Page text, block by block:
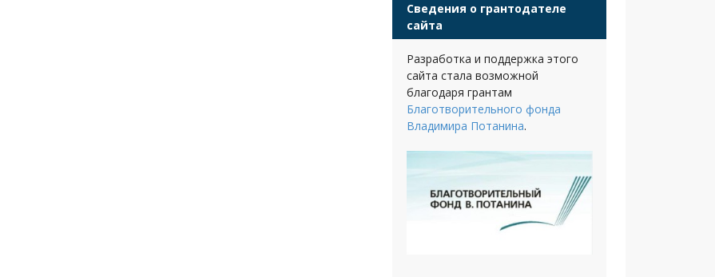
Сведения о грантодателе
сайта
Разработка и поддержка этого
сайта стала возможной
благодаря грантам
Благотворительного фонда
Владимира Потанина.